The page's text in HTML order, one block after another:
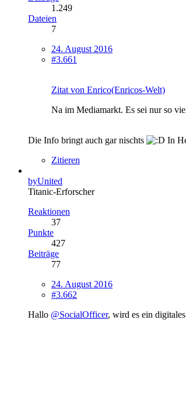
1.249
Dateien
7
24. August 2016
#3.661
Zitat von Enrico(Enricos-Welt)
Na im Mediamarkt. Es sei nur so
Die Info bringt auch gar nischts
In
Zitieren
byUnited
Titanic-Erforscher
Reaktionen
37
Punkte
427
Beiträge
77
24. August 2016
#3.662
Hallo @SocialOfficer, wird es ein